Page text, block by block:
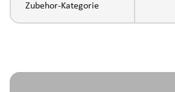
Zubehor-Kategorie